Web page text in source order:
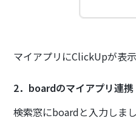
マイアプリにClickUpが表
2．boardのマイアプリ連携
検索窓にboardと入力しま